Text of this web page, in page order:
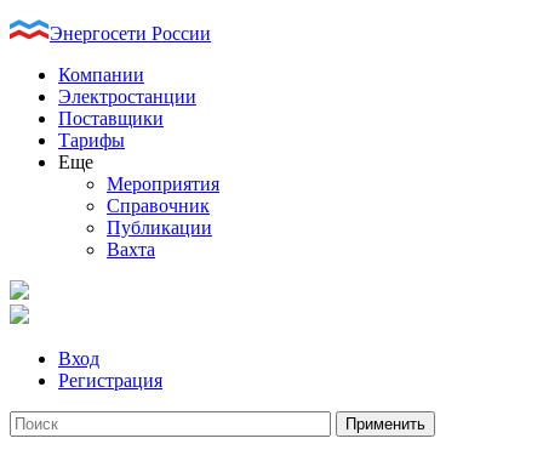
Энергосети России
Компании
Электростанции
Поставщики
Тарифы
Еще
Мероприятия
Справочник
Публикации
Вахта
Вход
Регистрация